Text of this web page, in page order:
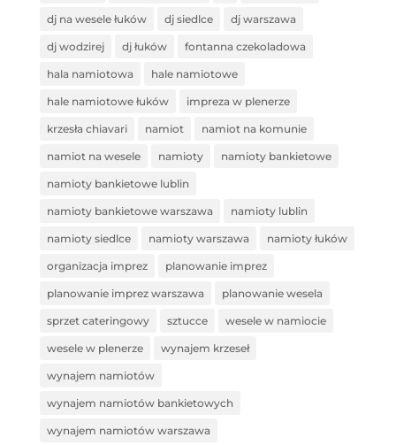
dj na wesele łuków dj siedlce dj warszawa
dj wodzirej dj łuków fontanna czekoladowa
hala namiotowa hale namiotowe
hale namiotowe łuków impreza w plenerze
krzesła chiavari namiot namiot na komunie
namiot na wesele namioty namioty bankietowe
namioty bankietowe lublin
namioty bankietowe warszawa namioty lublin
namioty siedlce namioty warszawa namioty łuków
organizacja imprez planowanie imprez
planowanie imprez warszawa planowanie wesela
sprzet cateringowy sztucce wesele w namiocie
wesele w plenerze wynajem krzeseł
wynajem namiotów
wynajem namiotów bankietowych
wynajem namiotów warszawa